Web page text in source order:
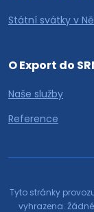
Státní svátky v
O Export do
Naše služby
Reference
Tyto stránky
vyhrazena.